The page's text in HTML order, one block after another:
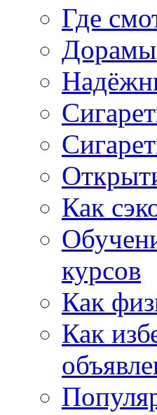
Где
Дорамы
Как
курсов
Как
Как